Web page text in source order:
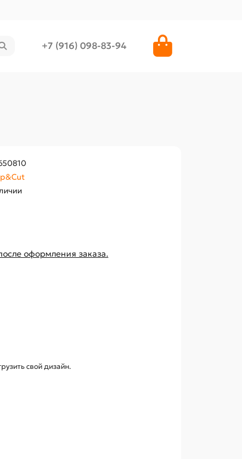
+7 (916) 098-83-94
оформления заказа.
свой дизайн.